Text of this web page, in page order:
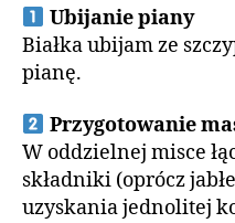
Ubijanie piany
Białka ubijam ze
pianę.
Przygotowanie
W oddzielnej misce
składniki (oprócz
uzyskania jednolitej